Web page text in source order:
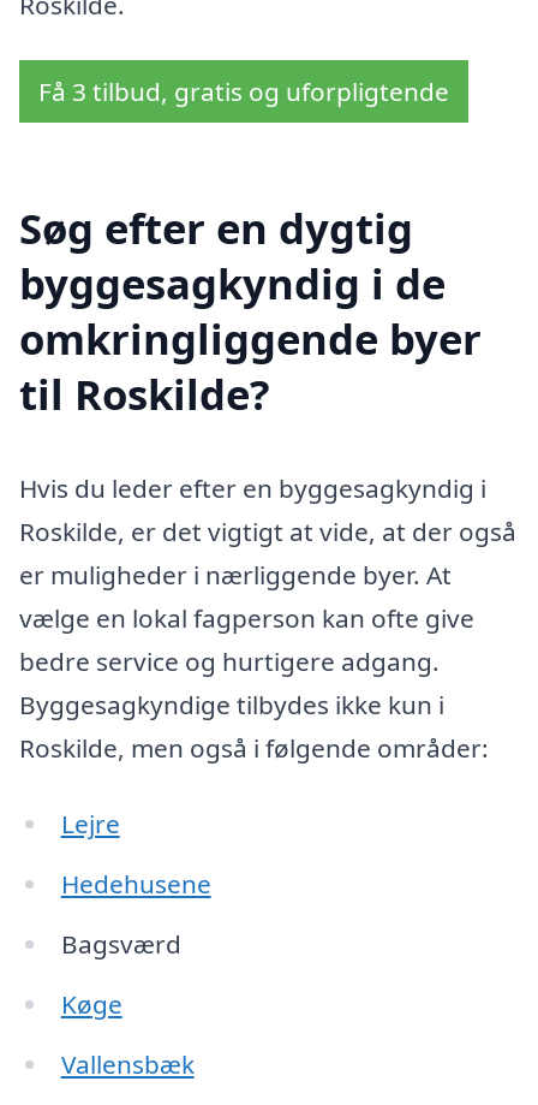
Få 3 tilbud, gratis og uforpligtende
Søg efter en dygtig
byggesagkyndig i de
omkringliggende byer
til Roskilde?
Hvis du leder efter en byggesagkyndig i
Roskilde, er det vigtigt at vide, at der også
er muligheder i nærliggende byer. At
vælge en lokal fagperson kan ofte give
bedre service og hurtigere adgang.
Byggesagkyndige tilbydes ikke kun i
Roskilde, men også i følgende områder:
Lejre
Hedehusene
Bagsværd
Køge
Vallensbæk